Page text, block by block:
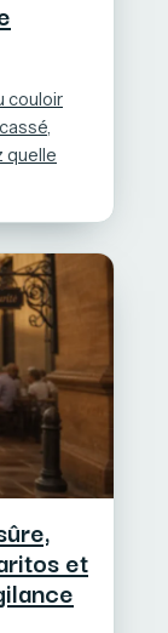
couloir
quelle
et